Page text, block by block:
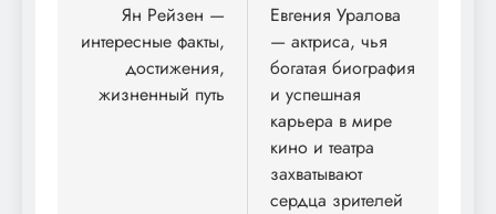
записям
Ян Рейзен —
интересные факты,
достижения,
жизненный путь
Евгения Уралова
— актриса, чья
богатая биография
и успешная
карьера в мире
кино и театра
захватывают
сердца зрителей